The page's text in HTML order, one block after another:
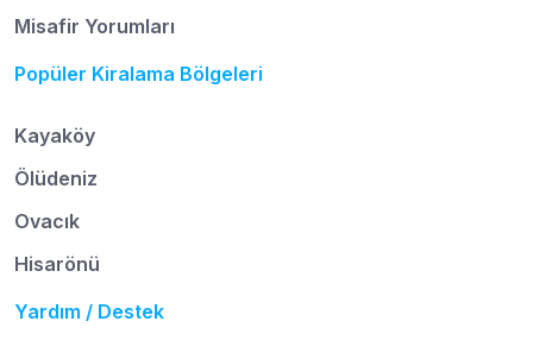
Misafir Yorumları
Popüler Kiralama Bölgeleri
Kayaköy
Ölüdeniz
Ovacık
Hisarönü
Yardım / Destek